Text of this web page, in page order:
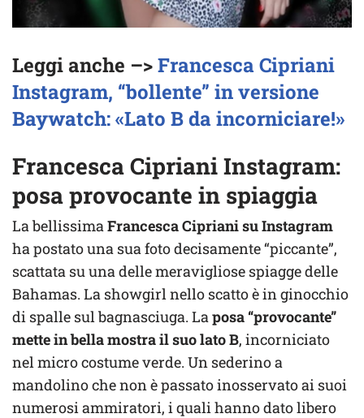
Leggi anche –>Francesca Cipriani
Instagram, “bollente” in versione
Baywatch: «Lato B da incorniciare!»
Francesca Cipriani Instagram:
posa provocante in spiaggia
La bellissimaFrancesca Cipriani su Instagram
ha postato una sua foto decisamente “piccante”,
scattata su una delle meravigliose spiagge delle
Bahamas. La showgirl nello scatto è in ginocchio
di spalle sul bagnasciuga. Laposa “provocante”
mette in bella mostra il suo lato B, incorniciato
nel micro costume verde. Un sederino a
mandolino che non è passato inosservato ai suoi
numerosi ammiratori, i quali hanno dato libero